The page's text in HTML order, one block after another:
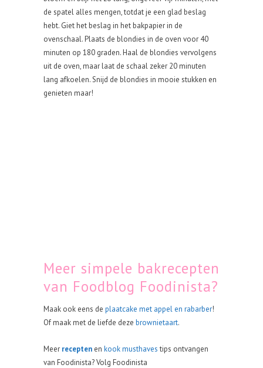
de spatel alles mengen, totdat je een glad beslag
hebt. Giet het beslag in het bakpapier in de
ovenschaal. Plaats de blondies in de oven voor 40
minuten op 180 graden. Haal de blondies vervolgens
uit de oven, maar laat de schaal zeker 20 minuten
lang afkoelen. Snijd de blondies in mooie stukken en
genieten maar!
Meer simpele bakrecepten
van Foodblog Foodinista?
Maak ook eens de plaatcake met appel en rabarber!
Of maak met de liefde deze brownietaart.
Meer recepten en kook musthavestips ontvangen
van Foodinista? Volg Foodinista